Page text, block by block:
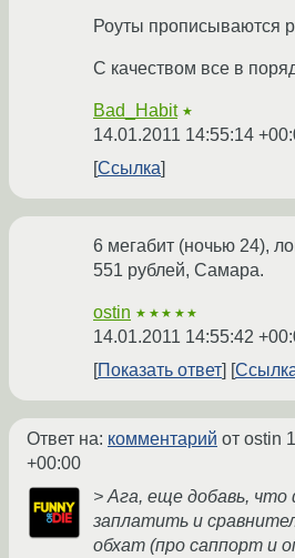
Роуты прописываются
С качеством все в
Bad_Habit ★
14.01.2011 14:55:14
Ссылка
6 мегабит (ночью 24),
551 рублей, Самара.
ostin ★★★★★
14.01.2011 14:55:42
Показать ответ
Ответ на: комментарий от ostin
+00:00
> Ага, еще добавь, что
заплатить и
обхат (про саппорт и